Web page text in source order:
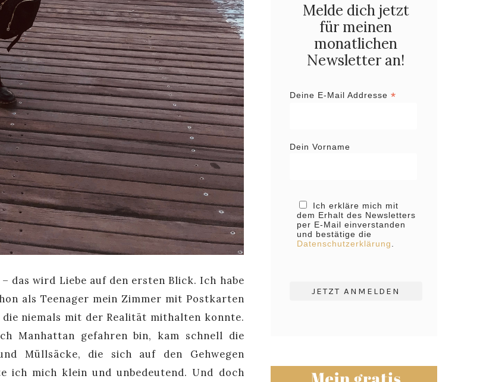
das wird Liebe auf den ersten Blick. Ich habe
als Teenager mein Zimmer mit Postkarten
niemals mit der Realität mithalten konnte.
Manhattan gefahren bin, kam schnell die
Müllsäcke, die sich auf den Gehwegen
ich mich klein und unbedeutend. Und doch
Melde dich jetzt
für meinen
monatlichen
Newsletter an!
Deine E-Mail Addresse *
Dein Vorname
Ich erkläre mich mit
dem Erhalt des Newsletters
per E-Mail einverstanden
und bestätige die
Datenschutzerklärung